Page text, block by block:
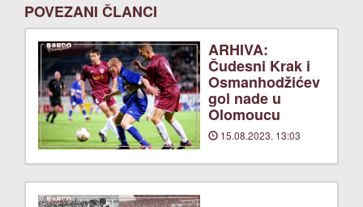
POVEZANI ČLANCI
ARHIVA:
Čudesni Krak i
Osmanhodžićev
gol nade u
Olomoucu
15.08.2023. 13:03